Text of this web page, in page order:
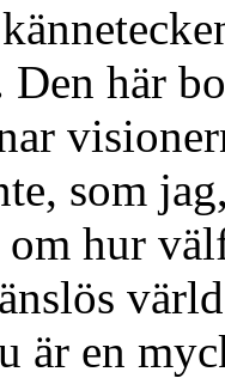
här
som
hur
är en